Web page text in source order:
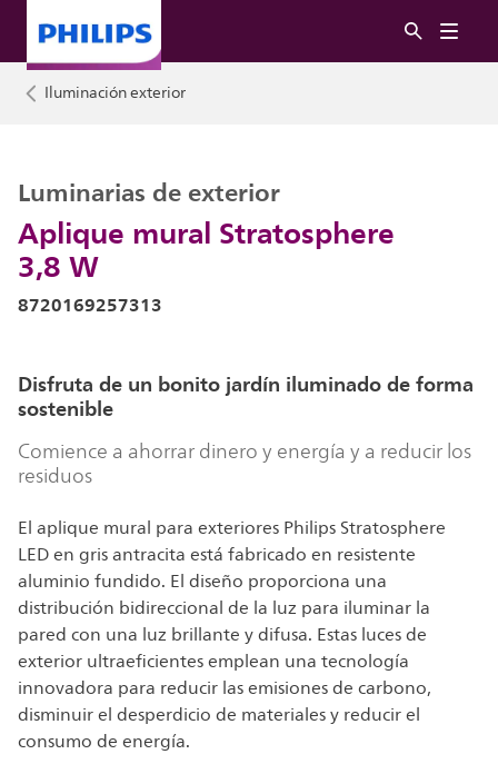
Iluminación exterior
Aplique mural Stratosphere
3,8 W
Luminarias de exterior
8720169257313
Disfruta de un bonito jardín iluminado de forma
sostenible
Comience a ahorrar dinero y energía y a reducir los
residuos
El aplique mural para exteriores Philips Stratosphere
LED en gris antracita está fabricado en resistente
aluminio fundido. El diseño proporciona una
distribución bidireccional de la luz para iluminar la
pared con una luz brillante y difusa. Estas luces de
exterior ultraeficientes emplean una tecnología
innovadora para reducir las emisiones de carbono,
disminuir el desperdicio de materiales y reducir el
consumo de energía.